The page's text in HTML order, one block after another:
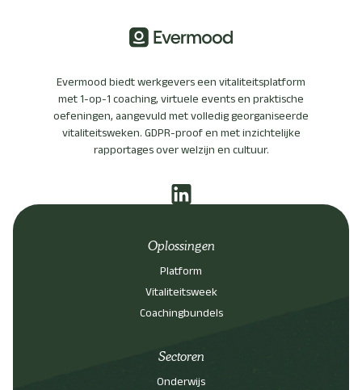
Evermood biedt werkgevers een vitaliteitsplatform
met 1-op-1 coaching, virtuele events en praktische
oefeningen, aangevuld met volledig georganiseerde
vitaliteitsweken. GDPR-proof en met inzichtelijke
rapportages over welzijn en cultuur.
Oplossingen
Platform
Vitaliteitsweek
Coachingbundels
Sectoren
Onderwijs